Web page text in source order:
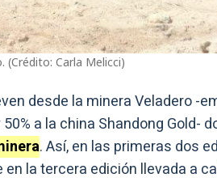
(Crédito: Carla Melicci)
desde la minera Veladero -
a la china Shandong Gold-
. Así, en las primeras dos
la tercera edición llevada a